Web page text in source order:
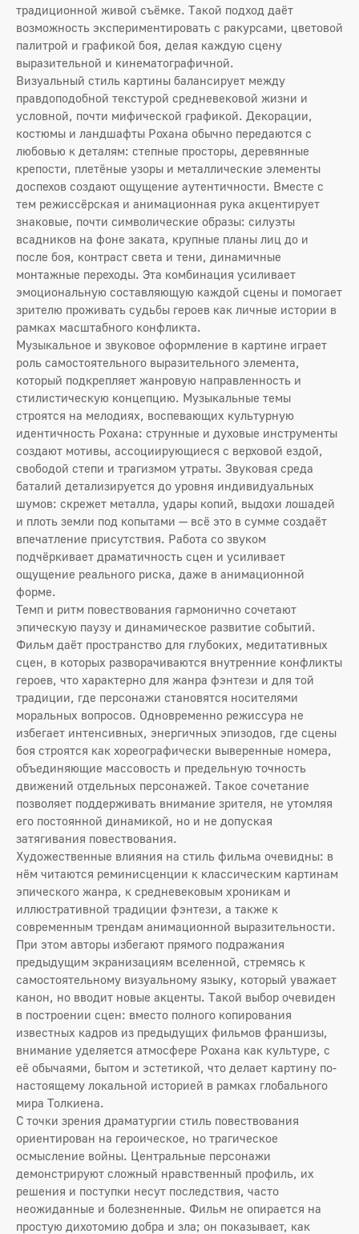
традиционной живой съёмке. Такой подход даёт
возможность экспериментировать с ракурсами, цветовой
палитрой и графикой боя, делая каждую сцену
выразительной и кинематографичной.
Визуальный стиль картины балансирует между
правдоподобной текстурой средневековой жизни и
условной, почти мифической графикой. Декорации,
костюмы и ландшафты Рохана обычно передаются с
любовью к деталям: степные просторы, деревянные
крепости, плетёные узоры и металлические элементы
доспехов создают ощущение аутентичности. Вместе с
тем режиссёрская и анимационная рука акцентирует
знаковые, почти символические образы: силуэты
всадников на фоне заката, крупные планы лиц до и
после боя, контраст света и тени, динамичные
монтажные переходы. Эта комбинация усиливает
эмоциональную составляющую каждой сцены и помогает
зрителю проживать судьбы героев как личные истории в
рамках масштабного конфликта.
Музыкальное и звуковое оформление в картине играет
роль самостоятельного выразительного элемента,
который подкрепляет жанровую направленность и
стилистическую концепцию. Музыкальные темы
строятся на мелодиях, воспевающих культурную
идентичность Рохана: струнные и духовые инструменты
создают мотивы, ассоциирующиеся с верховой ездой,
свободой степи и трагизмом утраты. Звуковая среда
баталий детализируется до уровня индивидуальных
шумов: скрежет металла, удары копий, выдохи лошадей
и плоть земли под копытами — всё это в сумме создаёт
впечатление присутствия. Работа со звуком
подчёркивает драматичность сцен и усиливает
ощущение реального риска, даже в анимационной
форме.
Темп и ритм повествования гармонично сочетают
эпическую паузу и динамическое развитие событий.
Фильм даёт пространство для глубоких, медитативных
сцен, в которых разворачиваются внутренние конфликты
героев, что характерно для жанра фэнтези и для той
традиции, где персонажи становятся носителями
моральных вопросов. Одновременно режиссура не
избегает интенсивных, энергичных эпизодов, где сцены
боя строятся как хореографически выверенные номера,
объединяющие массовость и предельную точность
движений отдельных персонажей. Такое сочетание
позволяет поддерживать внимание зрителя, не утомляя
его постоянной динамикой, но и не допуская
затягивания повествования.
Художественные влияния на стиль фильма очевидны: в
нём читаются реминисценции к классическим картинам
эпического жанра, к средневековым хроникам и
иллюстративной традиции фэнтези, а также к
современным трендам анимационной выразительности.
При этом авторы избегают прямого подражания
предыдущим экранизациям вселенной, стремясь к
самостоятельному визуальному языку, который уважает
канон, но вводит новые акценты. Такой выбор очевиден
в построении сцен: вместо полного копирования
известных кадров из предыдущих фильмов франшизы,
внимание уделяется атмосфере Рохана как культуре, с
её обычаями, бытом и эстетикой, что делает картину по-
настоящему локальной историей в рамках глобального
мира Толкиена.
С точки зрения драматургии стиль повествования
ориентирован на героическое, но трагическое
осмысление войны. Центральные персонажи
демонстрируют сложный нравственный профиль, их
решения и поступки несут последствия, часто
неожиданные и болезненные. Фильм не опирается на
простую дихотомию добра и зла; он показывает, как